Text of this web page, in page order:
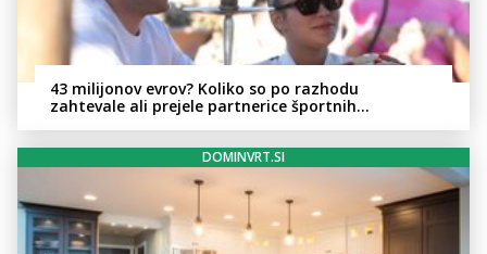
43 milijonov evrov? Koliko so po razhodu
zahtevale ali prejele partnerice športnih
DOMINVRT.SI